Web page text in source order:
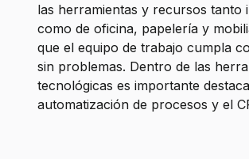
las herramientas y recursos tanto
como de oficina, papelería y
que el equipo de trabajo cumpla
sin problemas. Dentro de las
tecnológicas es importante
automatización de procesos y el